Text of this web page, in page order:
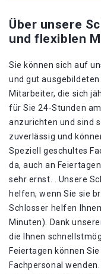
Über unsere
und flexiblen
Sie können sich auf
und gut
Mitarbeiter, die sich
für Sie 24-Stunden
anzurichten und sind
zuverlässig und
Speziell geschultes
da, auch an
sehr ernst. . Unsere
helfen, wenn Sie sie
Schlosser helfen
Minuten). Dank
die Ihnen
Feiertagen können
Fachpersonal